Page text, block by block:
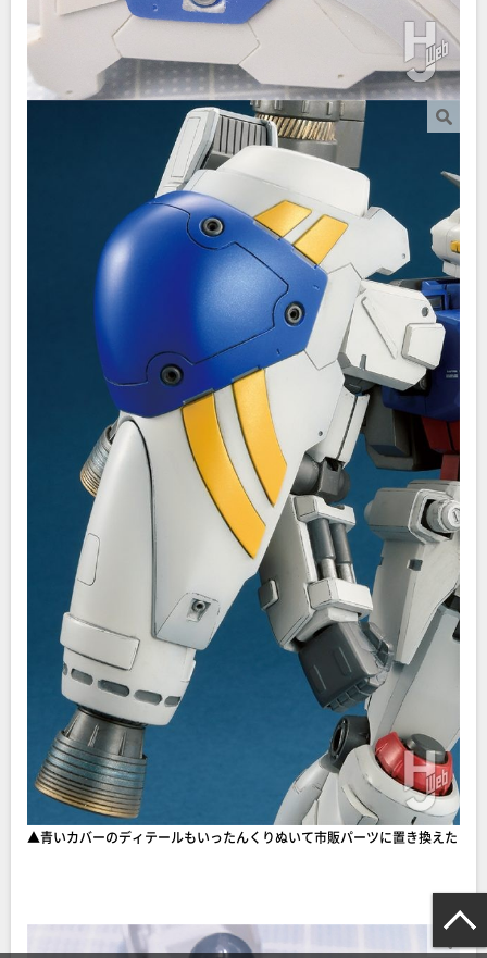
▲青いカバーのディテールもいったんくりぬいて市販パーツに置き換えた